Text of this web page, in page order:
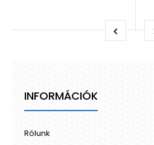
INFORMÁCIÓK
Rólunk